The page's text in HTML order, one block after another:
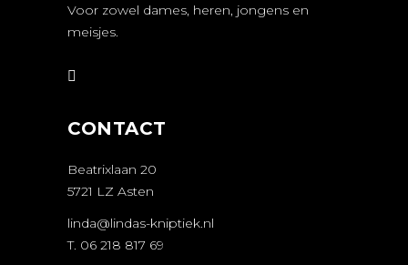
Voor zowel dames, heren, jongens en
meisjes.
CONTACT
Beatrixlaan 20
5721 LZ Asten
linda@lindas-kniptiek.nl
T. 06 218 817 69